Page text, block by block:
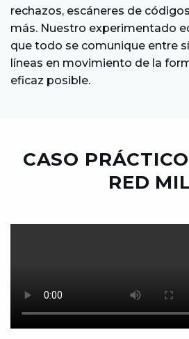
rechazos, escáneres de
más. Nuestro experimentado
que todo se comunique entre
líneas en movimiento de la
eficaz posible.
CASO
RED